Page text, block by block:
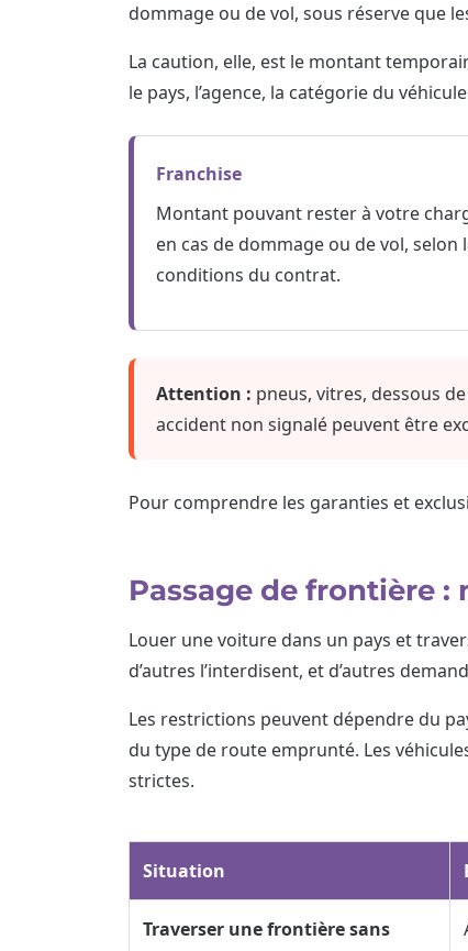
dommage ou de vol, sous réserve que
La caution, elle, est le montant
le pays, l’agence, la catégorie du
Franchise
Montant pouvant rester à votre
en cas de dommage ou de vol, selon
conditions du contrat.
Attention : pneus, vitres, dessous
accident non signalé peuvent être
Pour comprendre les garanties et
Passage de frontière :
Louer une voiture dans un pays et
d’autres l’interdisent, et d’autres
Les restrictions peuvent dépendre du
du type de route emprunté. Les
strictes.
Situation
Traverser une frontière sans